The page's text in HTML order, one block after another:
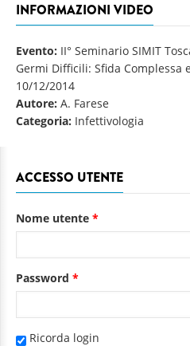
INFORMAZIONI VIDEO
Evento: II° Seminario SIMIT
Germi Difficili: Sfida Complessa
10/12/2014
Autore: A. Farese
Categoria: Infettivologia
ACCESSO UTENTE
Nome utente *
Password *
Ricorda login